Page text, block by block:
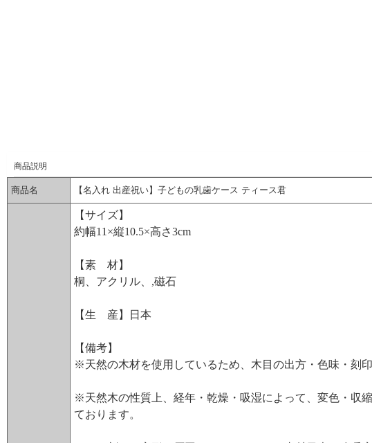
商品説明
商品名 【名入れ 出産祝い】子どもの乳歯ケース ティース君
【サイズ】
約幅11×縦10.5×高さ3cm
【素 材】
桐、アクリル、,磁石
【生 産】日本
【備考】
※天然の木材を使用しているため、木目の出方・色味・刻
※天然木の性質上、経年・乾燥・吸湿によって、変色・収
ております。